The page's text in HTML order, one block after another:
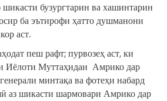
бузургтарин ва хашинтарин
ба эътирофи ҳатто душманони
аст.
пеш рафт; пурвозеҳ аст, ки
Иёлоти Муттаҳидаи Амрико дар
минтақа ва фотеҳи набард
аз шикасти шармовари Амрико дар